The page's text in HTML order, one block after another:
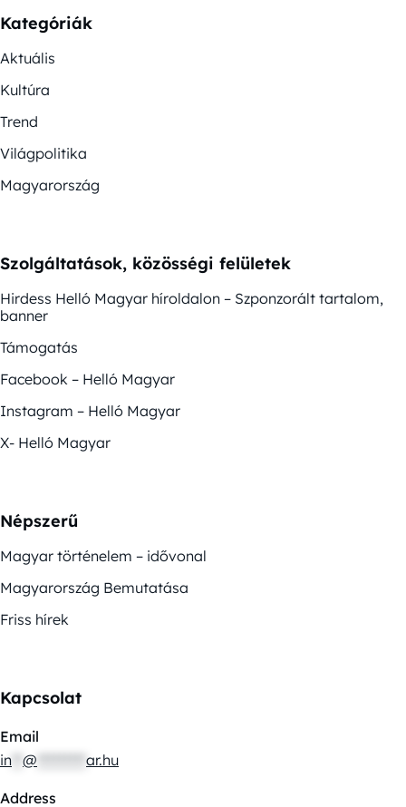
Kategóriák
Aktuális
Kultúra
Trend
Világpolitika
Magyarország
Szolgáltatások, közösségi felületek
Hirdess Helló Magyar híroldalon – Szponzorált tartalom,
banner
Támogatás
Facebook – Helló Magyar
Instagram – Helló Magyar
X- Helló Magyar
Népszerű
Magyar történelem – idővonal
Magyarország Bemutatása
Friss hírek
Kapcsolat
Email
in @ ar.hu
Address